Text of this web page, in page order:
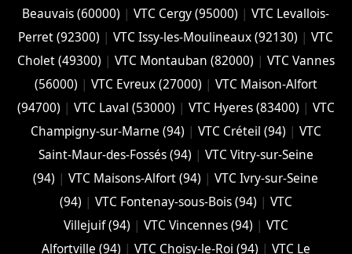
Beauvais (60000) |VTC Cergy (95000) |VTC Levallois-
Perret (92300) |VTC Issy-les-Moulineaux (92130) |VTC
Cholet (‎49300) | VTC Montauban (82000) | VTC Vannes
(56000) | VTC Evreux (27000) | VTC Maison-Alfort
(94700) | VTC Laval (53000) | VTC Hyeres (‎83400) | VTC
Champigny-sur-Marne (94) | VTC Créteil (94) | VTC
Saint-Maur-des-Fossés (94) | VTC Vitry-sur-Seine
(94) |VTC Maisons-Alfort (94) |VTC Ivry-sur-Seine
(94) | VTC Fontenay-sous-Bois (94) | VTC
Villejuif (94) | VTC Vincennes (94) | VTC
Alfortville (94) | VTC Choisy-le-Roi (94) | VTC Le